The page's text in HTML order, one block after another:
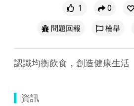
1 0
問題回報
檢舉
資訊